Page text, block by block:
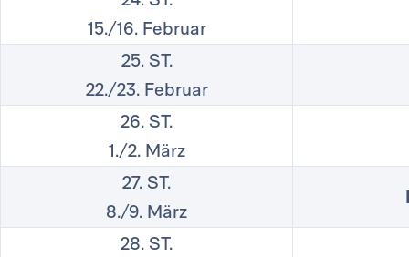
15./16. Februar
25. ST.
22./23. Februar
26. ST.
1./2. März
27. ST.
8./9. März
28. ST.